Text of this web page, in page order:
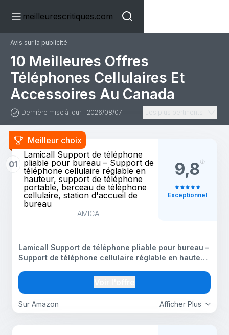
meilleurescritiques.com
Avis sur la publicité
10 Meilleures Offres
Téléphones Cellulaires Et
Accessoires Au Canada
Dernière mise à jour - 2026/08/07 Les plus pertinents
Meilleur choix
01
Lamicall Support de téléphone
pliable pour bureau – Support de
téléphone cellulaire réglable en
hauteur, support de téléphone
portable, berceau de téléphone
cellulaire, station d'accueil de
bureau
LAMICALL
Afficher Plus
Sur Amazon
Lamicall Support de téléphone pliable pour bureau –
Support de téléphone cellulaire réglable en hauteur,
téléphone cellulaire, station d'accueil de bureau
9,8
Exceptionnel